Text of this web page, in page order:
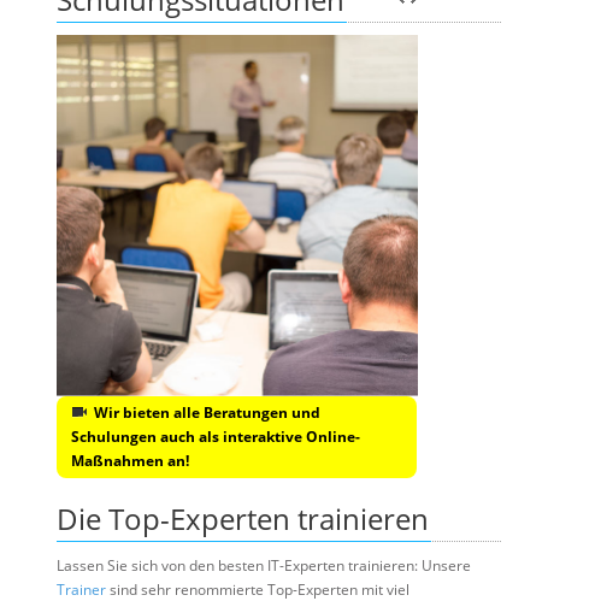
Wir bieten alle Beratungen und
Schulungen auch als interaktive Online-
Maßnahmen an!
Die Top-Experten trainieren
Lassen Sie sich von den besten IT-Experten trainieren: Unsere
Trainersind sehr renommierte Top-Experten mit viel